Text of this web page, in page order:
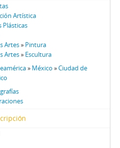
Artística
Plásticas
Artes» Pintura
Artes» Escultura
» México »Ciudad de